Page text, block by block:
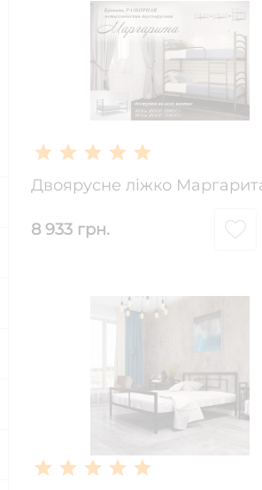
8 933 грн.